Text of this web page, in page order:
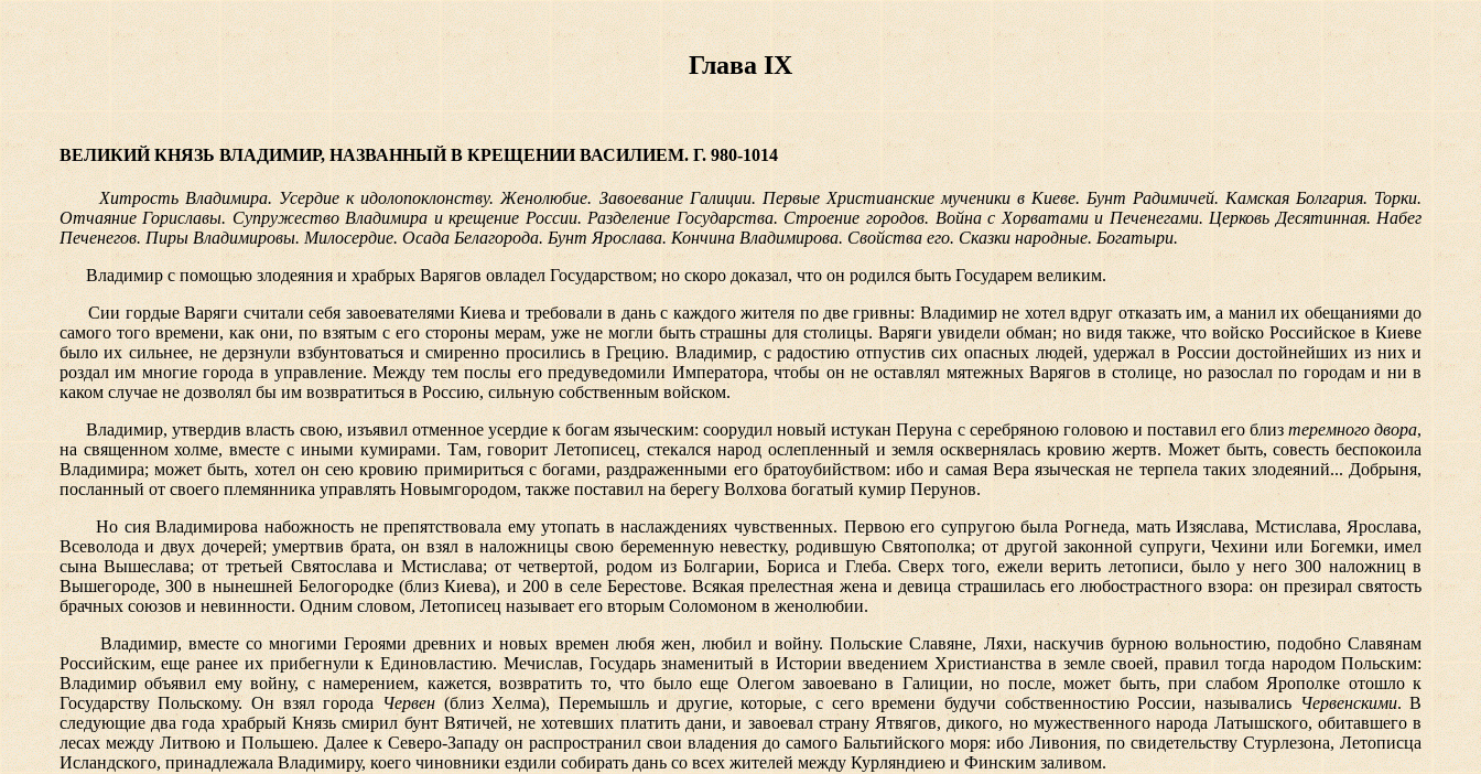
Глава IX
ВЕЛИКИЙ КНЯЗЬ ВЛАДИМИР, НАЗВАННЫЙ В КРЕЩЕНИИ ВАСИЛИЕМ. Г. 980-1014
Хитрость Владимира. Усердие к идолопоклонству. Женолюбие. Завоевание Галиции. Первые Христианские мученики в Киеве. Бунт Радимичей. Камская Болгария. Торки.
Отчаяние Гориславы. Супружество Владимира и крещение России. Разделение Государства. Строение городов. Война с Хорватами и Печенегами. Церковь Десятинная. Набег
Печенегов. Пиры Владимировы. Милосердие. Осада Белагорода. Бунт Ярослава. Кончина Владимирова. Свойства его. Сказки народные. Богатыри.
Владимир с помощью злодеяния и храбрых Варягов овладел Государством; но скоро доказал, что он родился быть Государем великим.
Сии гордые Варяги считали себя завоевателями Киева и требовали в дань с каждого жителя по две гривны: Владимир не хотел вдруг отказать им, а манил их обещаниями до
самого того времени, как они, по взятым с его стороны мерам, уже не могли быть страшны для столицы. Варяги увидели обман; но видя также, что войско Российское в Киеве
было их сильнее, не дерзнули взбунтоваться и смиренно просились в Грецию. Владимир, с радостию отпустив сих опасных людей, удержал в России достойнейших из них и
роздал им многие города в управление. Между тем послы его предуведомили Императора, чтобы он не оставлял мятежных Варягов в столице, но разослал по городам и ни в
каком случае не дозволял бы им возвратиться в Россию, сильную собственным войском.
Владимир, утвердив власть свою, изъявил отменное усердие к богам языческим: соорудил новый истукан Перуна с серебряною головою и поставил его близтеремного двора,
на священном холме, вместе с иными кумирами. Там, говорит Летописец, стекался народ ослепленный и земля осквернялась кровию жертв. Может быть, совесть беспокоила
Владимира; может быть, хотел он сею кровию примириться с богами, раздраженными его братоубийством: ибо и самая Вера языческая не терпела таких злодеяний... Добрыня,
посланный от своего племянника управлять Новымгородом, также поставил на берегу Волхова богатый кумир Перунов.
Но сия Владимирова набожность не препятствовала ему утопать в наслаждениях чувственных. Первою его супругою была Рогнеда, мать Изяслава, Мстислава, Ярослава,
Всеволода и двух дочерей; умертвив брата, он взял в наложницы свою беременную невестку, родившую Святополка; от другой законной супруги, Чехини или Богемки, имел
сына Вышеслава; от третьей Святослава и Мстислава; от четвертой, родом из Болгарии, Бориса и Глеба. Сверх того, ежели верить летописи, было у него 300 наложниц в
Вышегороде, 300 в нынешней Белогородке (близ Киева), и 200 в селе Берестове. Всякая прелестная жена и девица страшилась его любострастного взора: он презирал святость
брачных союзов и невинности. Одним словом, Летописец называет его вторым Соломоном в женолюбии.
Владимир, вместе со многими Героями древних и новых времен любя жен, любил и войну. Польские Славяне, Ляхи, наскучив бурною вольностию, подобно Славянам
Российским, еще ранее их прибегнули к Единовластию. Мечислав, Государь знаменитый в Истории введением Христианства в земле своей, правил тогда народом Польским:
Владимир объявил ему войну, с намерением, кажется, возвратить то, что было еще Олегом завоевано в Галиции, но после, может быть, при слабом Ярополке отошло к
Государству Польскому. Он взял городаЧервен(близ Хелма), Перемышль и другие, которые, с сего времени будучи собственностию России, называлисьЧервенскими. В
следующие два года храбрый Князь смирил бунт Вятичей, не хотевших платить дани, и завоевал страну Ятвягов, дикого, но мужественного народа Латышского, обитавшего в
лесах между Литвою и Польшею. Далее к Северо-Западу он распространил свои владения до самого Бальтийского моря: ибо Ливония, по свидетельству Стурлезона, Летописца
Исландского, принадлежала Владимиру, коего чиновники ездили собирать дань со всех жителей между Курляндиею и Финским заливом.